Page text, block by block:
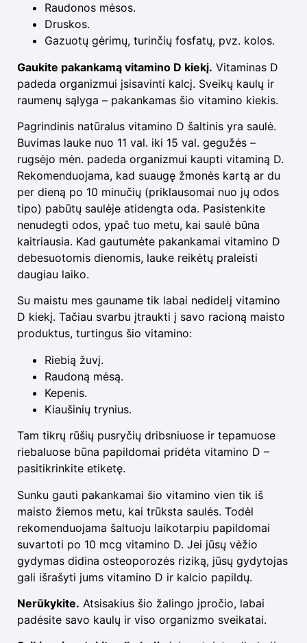
Raudonos mėsos.
Druskos.
Gazuotų gėrimų, turinčių fosfatų, pvz. kolos.
Gaukite pakankamą vitamino D kiekį. Vitaminas D
padeda organizmui įsisavinti kalcį. Sveikų kaulų ir
raumenų sąlyga – pakankamas šio vitamino kiekis.
Pagrindinis natūralus vitamino D šaltinis yra saulė.
Buvimas lauke nuo 11 val. iki 15 val. gegužės –
rugsėjo mėn. padeda organizmui kaupti vitaminą D.
Rekomenduojama, kad suaugę žmonės kartą ar du
per dieną po 10 minučių (priklausomai nuo jų odos
tipo) pabūtų saulėje atidengta oda. Pasistenkite
nenudegti odos, ypač tuo metu, kai saulė būna
kaitriausia. Kad gautumėte pakankamai vitamino D
debesuotomis dienomis, lauke reikėtų praleisti
daugiau laiko.
Su maistu mes gauname tik labai nedidelį vitamino
D kiekį. Tačiau svarbu įtraukti į savo racioną maisto
produktus, turtingus šio vitamino:
Riebią žuvį.
Raudoną mėsą.
Kepenis.
Kiaušinių trynius.
Tam tikrų rūšių pusryčių dribsniuose ir tepamuose
riebaluose būna papildomai pridėta vitamino D –
pasitikrinkite etiketę.
Sunku gauti pakankamai šio vitamino vien tik iš
maisto žiemos metu, kai trūksta saulės. Todėl
rekomenduojama šaltuoju laikotarpiu papildomai
suvartoti po 10 mcg vitamino D. Jei jūsų vėžio
gydymas didina osteoporozės riziką, jūsų gydytojas
gali išrašyti jums vitamino D ir kalcio papildų.
Nerūkykite. Atsisakius šio žalingo įpročio, labai
padėsite savo kaulų ir viso organizmo sveikatai.